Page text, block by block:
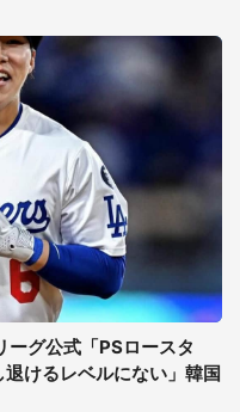
ーグ公式「PSロースタ
けるレベルにない」韓国